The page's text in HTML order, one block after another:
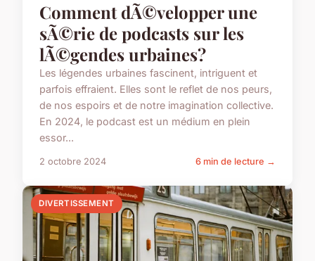
Comment dÃ©velopper une
sÃ©rie de podcasts sur les
lÃ©gendes urbaines?
Les légendes urbaines fascinent, intriguent et
parfois effraient. Elles sont le reflet de nos peurs,
de nos espoirs et de notre imagination collective.
En 2024, le podcast est un médium en plein
essor...
2 octobre 2024 6 min de lecture →
DIVERTISSEMENT